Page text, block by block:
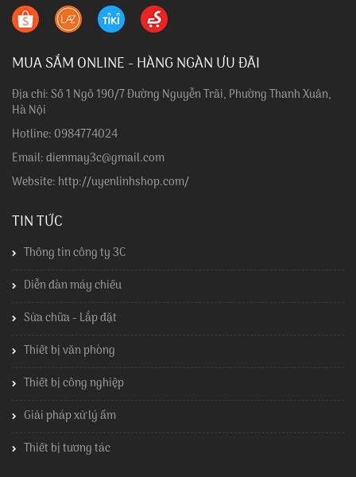
MUA SẮM ONLINE - HÀNG NGÀN ƯU ĐÃI
Địa chỉ: Số 1 Ngõ 190/7 Đường Nguyễn Trãi, Phường Thanh Xuân,
Hà Nội
Hotline: 0984774024
Email: dienmay3c@gmail.com
Website: http://uyenlinhshop.com/
TIN TỨC
Thông tin công ty 3C
Diễn đàn máy chiếu
Sửa chữa - Lắp đặt
Thiết bị văn phòng
Thiết bị công nghiệp
Giải pháp xử lý ẩm
Thiết bị tương tác